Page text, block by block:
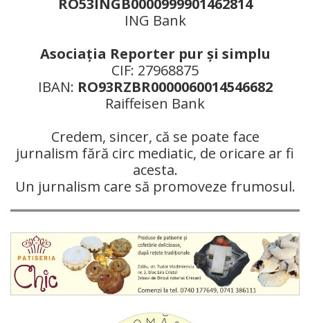
RO53INGB0000999901462814
ING Bank
Asociaţia Reporter pur şi simplu
CIF: 27968875
IBAN: RO93RZBR0000060014546682
Raiffeisen Bank
Credem, sincer, că se poate face
jurnalism fără circ mediatic, de oricare ar fi
acesta.
Un jurnalism care să promoveze frumosul.